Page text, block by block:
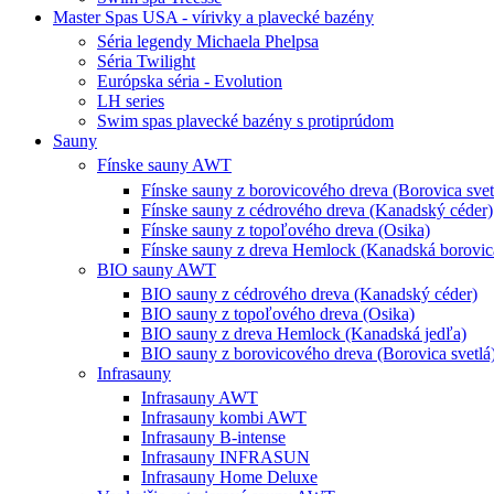
Master Spas USA - vírivky a plavecké bazény
Séria legendy Michaela Phelpsa
Séria Twilight
Európska séria - Evolution
LH series
Swim spas plavecké bazény s protiprúdom
Sauny
Fínske sauny AWT
Fínske sauny z borovicového dreva (Borovica
Fínske sauny z cédrového dreva (Kanadský céder)
Fínske sauny z topoľového dreva (Osika)
Fínske sauny z dreva Hemlock (Kanadská
BIO sauny AWT
BIO sauny z cédrového dreva (Kanadský céder)
BIO sauny z topoľového dreva (Osika)
BIO sauny z dreva Hemlock (Kanadská jedľa)
BIO sauny z borovicového dreva (Borovica
Infrasauny
Infrasauny AWT
Infrasauny kombi AWT
Infrasauny B-intense
Infrasauny INFRASUN
Infrasauny Home Deluxe